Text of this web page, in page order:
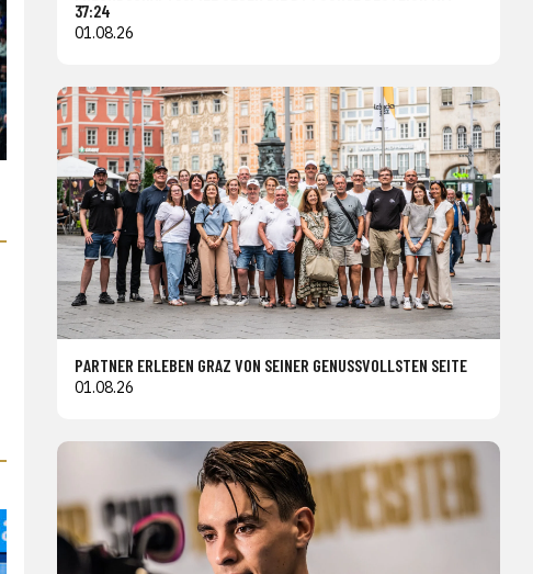
37:24
01.08.26
PARTNER ERLEBEN GRAZ VON SEINER GENUSSVOLLSTEN SEITE
01.08.26